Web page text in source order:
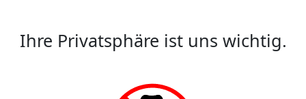
Ihre Privatsphäre ist uns wichtig.